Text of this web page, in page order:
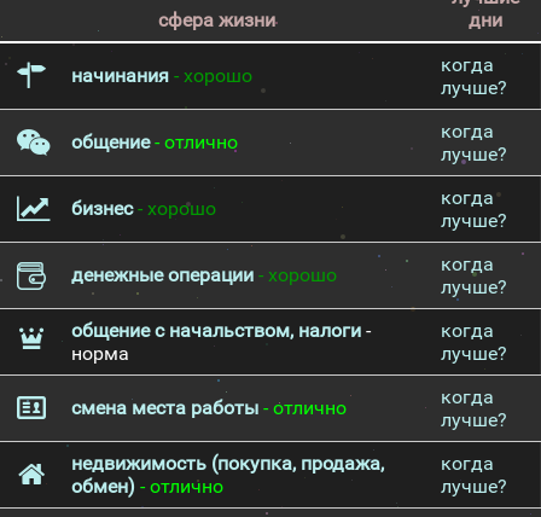
сфера жизни
дни
начинания - хорошо
когда
лучше?
общение- отлично
когда
лучше?
бизнес- хорошо
когда
лучше?
денежные операции - хорошо
когда
лучше?
общение с начальством, налоги -
норма
когда
лучше?
смена места работы - отлично
когда
лучше?
недвижимость (покупка, продажа,
обмен) - отлично
когда
лучше?